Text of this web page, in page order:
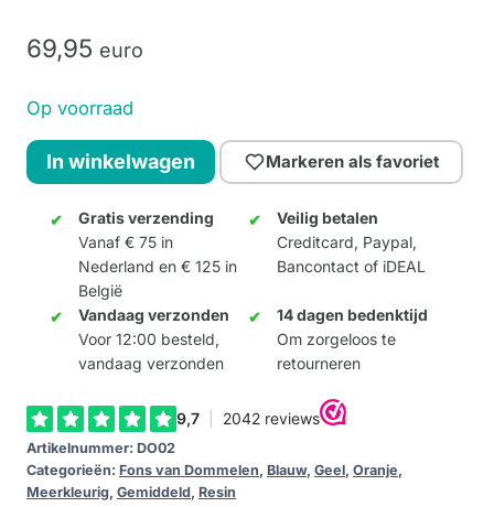
69,95 euro
Op voorraad
Dolce
aantal
In winkelwagen Markeren als favoriet
Gratis verzending
Vanaf € 75 in
Nederland en € 125 in
België
Veilig betalen
Creditcard, Paypal,
Bancontact of iDEAL
Vandaag verzonden
Voor 12:00 besteld,
vandaag verzonden
14 dagen bedenktijd
Om zorgeloos te
retourneren
Artikelnummer: DO02
Categorieën: Fons van Dommelen, Blauw, Geel, Oranje,
Meerkleurig, Gemiddeld, Resin